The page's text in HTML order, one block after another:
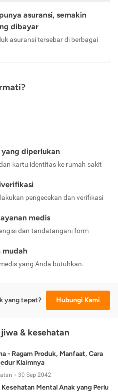
asuransi, semakin
dibayar
asuransi tersebar di berbagai
diperlukan
kartu identitas ke rumah sakit
pengecekan dan verifikasi
medis
dan tandatangani form
mudah
yang Anda butuhkan.
yang tepat? Hubungi Kami
& kesehatan
- Ragam Produk, Manfaat, Cara
Klaimnya
30 Sep 2042
Mental Anak yang Perlu